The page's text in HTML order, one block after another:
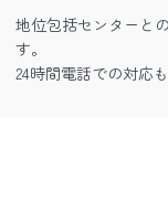
地位包括センターと
す。
24時間電話での対応